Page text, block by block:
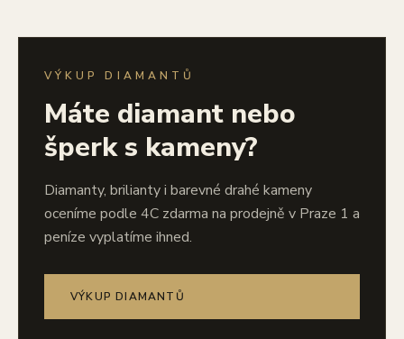
VÝKUP DIAMANTŮ
Máte diamant nebo
šperk s kameny?
Diamanty, brilianty i barevné drahé kameny
oceníme podle 4C zdarma na prodejně v Praze 1 a
peníze vyplatíme ihned.
VÝKUP DIAMANTŮ